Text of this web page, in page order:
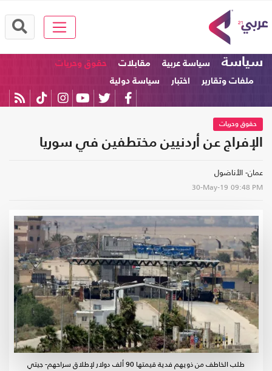
سياسة سياسة عربية مقابلات
حقوق وحريات
ملفات وتقارير
اختبار سياسة دولية
حقوق وحريات
الإفراج عن أردنيين مختطفين في سوريا
عمان- الأناضول
30-May-19 09:48 PM
طلب الخاطف من ذويهم فدية قيمتها 90 ألف دولار لإطلاق سراحهم- جيتي